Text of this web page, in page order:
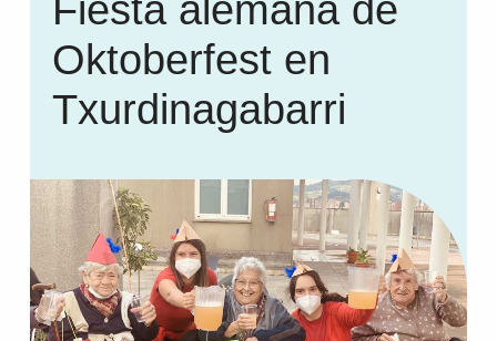
Fiesta alemana de
Oktoberfest en
Txurdinagabarri